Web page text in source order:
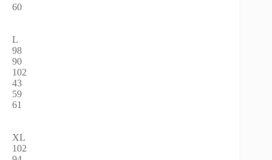
60
L
98
90
102
43
59
61
XL
102